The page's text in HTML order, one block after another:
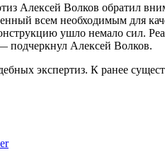
Алексей Волков обратил
всем необходимым для
ушло немало сил.
подчеркнул Алексей Волков.
экспертиз. К ранее